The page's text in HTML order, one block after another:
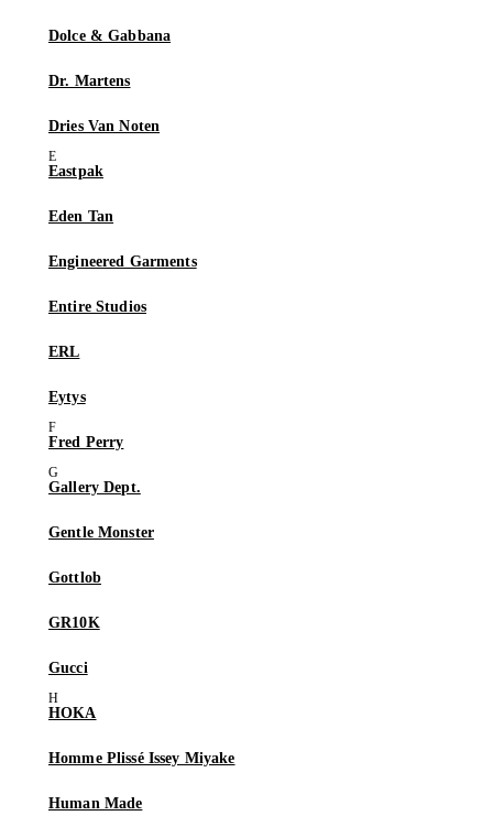
Dolce & Gabbana
Dr. Martens
Dries Van Noten
Eastpak
Eden Tan
Engineered Garments
Entire Studios
ERL
Eytys
Fred Perry
Gallery Dept.
Gentle Monster
Gottlob
GR10K
Gucci
HOKA
Homme Plissé Issey Miyake
Human Made